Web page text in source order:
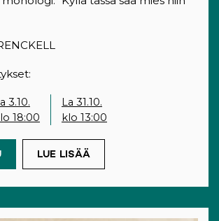
3.10.
18:00
La 31.10.
klo 13:00
(OPENS IN A NEW TAB)
LUE LISÄÄ